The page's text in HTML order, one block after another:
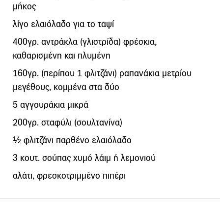
μήκος
λίγο ελαιόλαδο για το ταψί
400γρ. αντράκλα (γλιστρίδα) φρέσκια,
καθαρισμένη και πλυμένη
160γρ. (περίπου 1 φλιτζάνι) ραπανάκια μετρίου
μεγέθους, κομμένα στα δύο
5 αγγουράκια μικρά
200γρ. σταφύλι (σουλτανίνα)
½ φλιτζάνι παρθένο ελαιόλαδο
3 κουτ. σούπας χυμό λάιμ ή λεμονιού
αλάτι, φρεσκοτριμμένο πιπέρι